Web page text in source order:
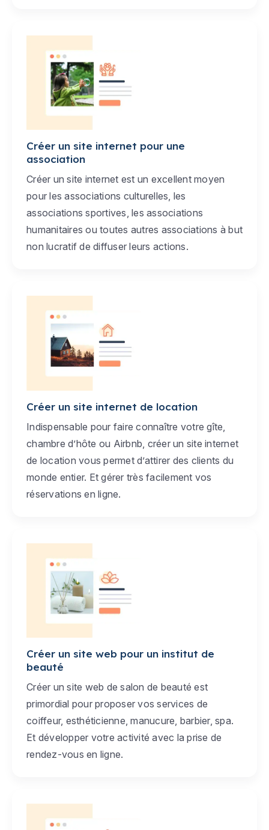
Créer un site internet pour une
association
Créer un site internet est un excellent moyen
pour les associations culturelles, les
associations sportives, les associations
humanitaires ou toutes autres associations à but
non lucratif de diffuser leurs actions.
Créer un site internet de location
Indispensable pour faire connaître votre gîte,
chambre d’hôte ou Airbnb, créer un site internet
de location vous permet d’attirer des clients du
monde entier. Et gérer très facilement vos
réservations en ligne.
Créer un site web pour un institut de
beauté
Créer un site web de salon de beauté est
primordial pour proposer vos services de
coiffeur, esthéticienne, manucure, barbier, spa.
Et développer votre activité avec la prise de
rendez-vous en ligne.